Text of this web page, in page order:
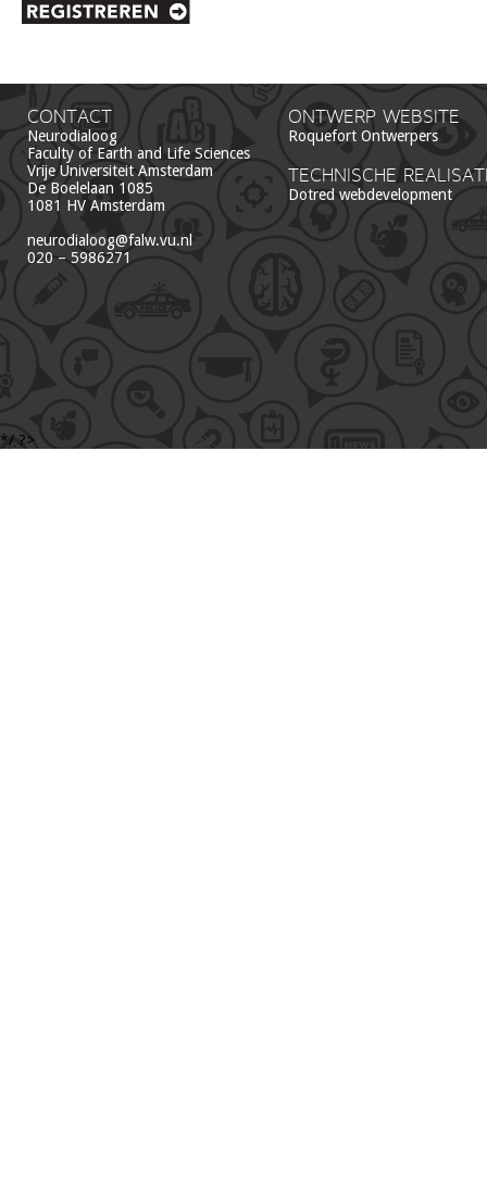
CONTACT
Neurodialoog
Faculty of Earth and Life Sciences
Vrije Universiteit Amsterdam
De Boelelaan 1085
1081 HV Amsterdam
neurodialoog@falw.vu.nl
020 – 5986271
ONTWERP WEBSITE
Roquefort Ontwerpers
TECHNISCHE
Dotred webdevelopment
*/ ?>